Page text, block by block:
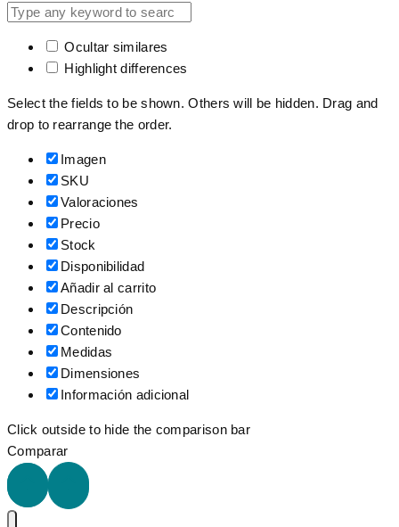
Ocultar similares
Highlight differences
Select the fields to be shown. Others will be hidden. Drag and
drop to rearrange the order.
Imagen
SKU
Valoraciones
Precio
Stock
Disponibilidad
Añadir al carrito
Descripción
Contenido
Medidas
Dimensiones
Información adicional
Click outside to hide the comparison bar
Comparar